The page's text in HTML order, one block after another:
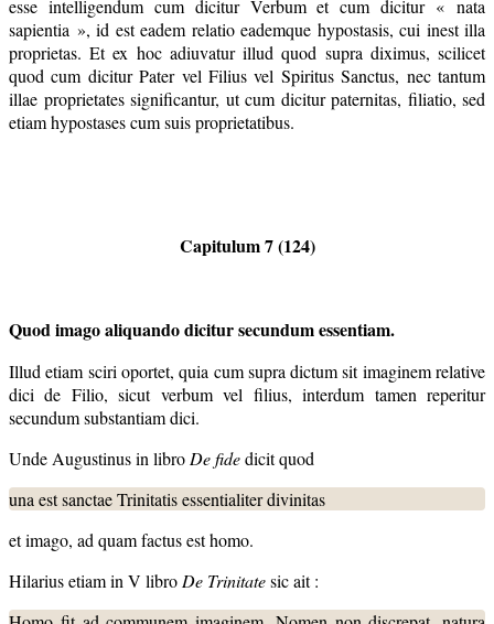
esse intelligendum cum dicitur Verbum et cum dicitur « nata
sapientia », id est eadem relatio eademque hypostasis, cui inest illa
proprietas. Et ex hoc adiuvatur illud quod supra diximus, scilicet
quod cum dicitur Pater vel Filius vel Spiritus Sanctus, nec tantum
illae proprietates significantur, ut cum dicitur paternitas, filiatio, sed
etiam hypostases cum suis proprietatibus.
Capitulum 7 (124)
Quod imago aliquando dicitur secundum essentiam.
Illud etiam sciri oportet, quia cum supra dictum sit imaginem relative
dici de Filio, sicut verbum vel filius, interdum tamen reperitur
secundum substantiam dici.
Unde Augustinus in libro De fidedicit quod
una est sanctae Trinitatis essentialiter divinitas
et imago, ad quam factus est homo.
Hilarius etiam in V libro De Trinitatesic ait :